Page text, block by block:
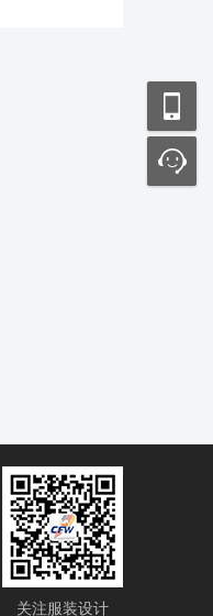
关注服装设计